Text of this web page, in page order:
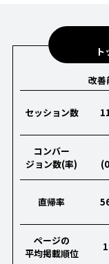
ト
改善
セッション数
コンバー
ジョン数(率)
直帰率
ページの
平均掲載順位